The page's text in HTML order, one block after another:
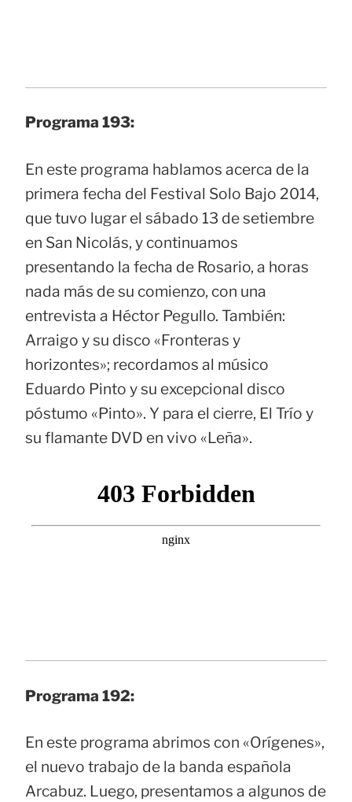
Programa 193:
En este programa hablamos acerca de la
primera fecha del Festival Solo Bajo 2014,
que tuvo lugar el sábado 13 de setiembre
en San Nicolás, y continuamos
presentando la fecha de Rosario, a horas
nada más de su comienzo, con una
entrevista a Héctor Pegullo. También:
Arraigo y su disco «Fronteras y
horizontes»; recordamos al músico
Eduardo Pinto y su excepcional disco
póstumo «Pinto». Y para el cierre, El Trío y
su flamante DVD en vivo «Leña».
Programa 192:
En este programa abrimos con «Orígenes»,
el nuevo trabajo de la banda española
Arcabuz. Luego, presentamos a algunos de